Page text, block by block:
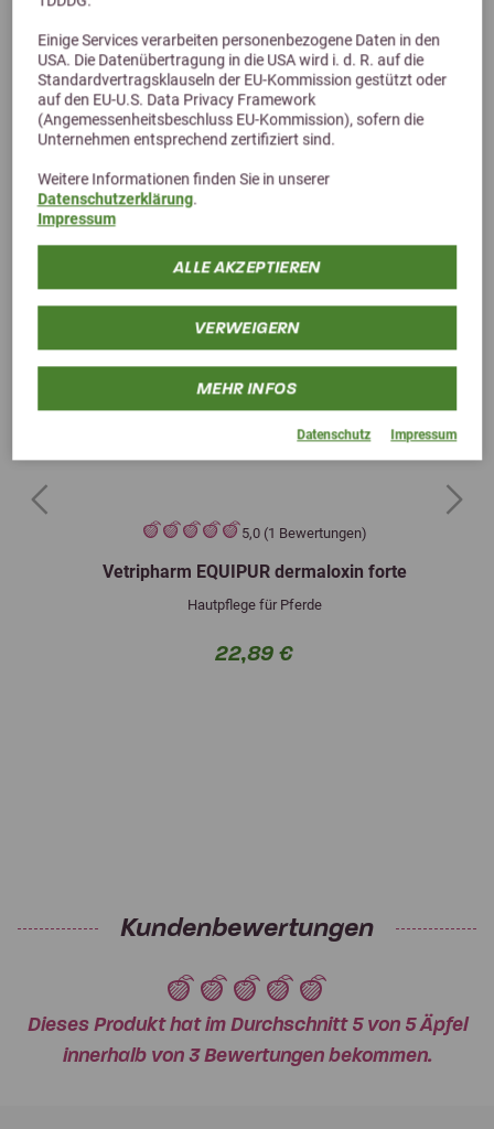
Einige Services verarbeiten personenbezogene Daten in den
USA. Die Datenübertragung in die USA wird i. d. R. auf die
Standardvertragsklauseln der EU-Kommission gestützt oder
auf den EU-U.S. Data Privacy Framework
(Angemessenheitsbeschluss EU-Kommission), sofern die
Unternehmen entsprechend zertifiziert sind.
Weitere Informationen finden Sie in unserer
Datenschutzerklärung.
Impressum
ALLE AKZEPTIEREN
VERWEIGERN
MEHR INFOS
Datenschutz Impressum
Alternative Produkte
5,0 (1 Bewertungen)
Vetripharm EQUIPUR dermaloxin forte
Hautpflege für Pferde
22,89 €
Previous Next
Kundenbewertungen
Dieses Produkt hat im Durchschnitt 5 von 5 Äpfel
innerhalb von 3 Bewertungen bekommen.